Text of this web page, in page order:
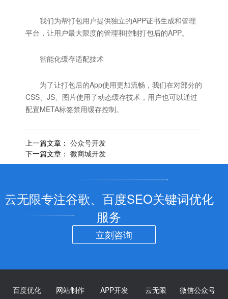
我们为帮打包用户提供独立的APP证书生成和管理
平台，让用户最大限度的管理和控制打包后的APP。
智能化缓存适配技术
为了让打包后的App使用更加流畅，我们在对部分的
CSS、JS、图片使用了动态缓存技术，用户也可以通过
配置META标签禁用缓存控制。
上一篇文章： 公众号开发
下一篇文章： 微商城开发
云无限专注谷歌、百度SEO关键词优化
服务
立刻咨询
百度优化 网站制作 APP开发 云无限 微信公众号